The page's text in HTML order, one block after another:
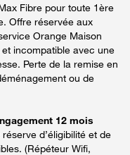
Fibre pour toute 1ère
Offre réservée aux
Orange Maison
incompatible avec une
Perte de la remise en
ou de
12 mois
d’éligibilité et de
(Répéteur Wifi,